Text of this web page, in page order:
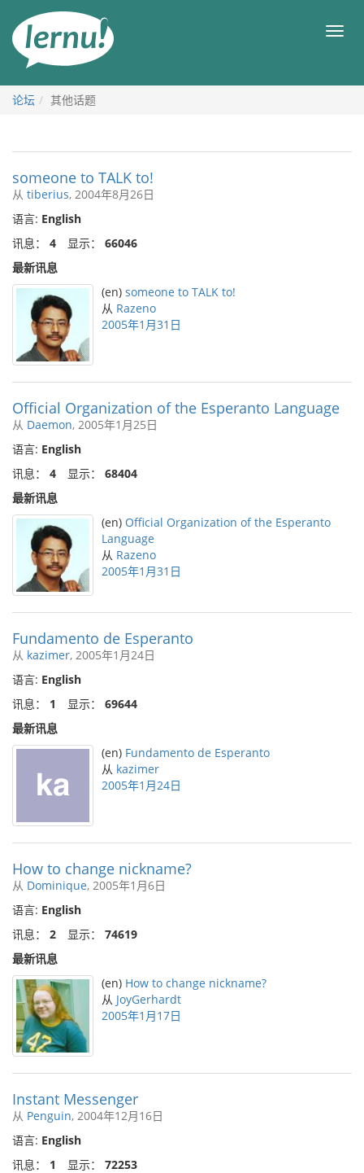
目
论坛 其他话题
someone to TALK to!
从 tiberius, 2004年8月26日
语言: English
讯息： 4 显示： 66046
最新讯息
(en) someone to TALK to!
从 Razeno
2005年1月31日
Official Organization of the Esperanto Language
从 Daemon, 2005年1月25日
语言: English
讯息： 4 显示： 68404
最新讯息
(en) Official Organization of the Esperanto
Language
从 Razeno
2005年1月31日
Fundamento de Esperanto
从 kazimer, 2005年1月24日
语言: English
讯息： 1 显示： 69644
最新讯息
(en) Fundamento de Esperanto
从 kazimer
2005年1月24日
How to change nickname?
从 Dominique, 2005年1月6日
语言: English
讯息： 2 显示： 74619
最新讯息
(en) How to change nickname?
从 JoyGerhardt
2005年1月17日
Instant Messenger
从 Penguin, 2004年12月16日
语言: English
讯息： 1 显示： 72253